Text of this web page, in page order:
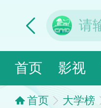
首页 影视
首页 大学榜